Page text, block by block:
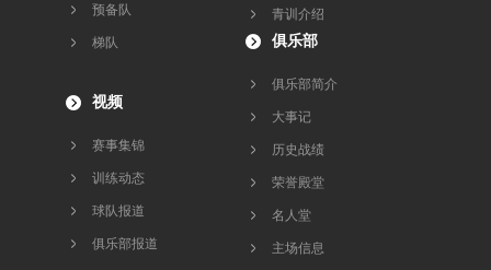
视频
赛事集锦
训练动态
球队报道
俱乐部报道
俱乐部
俱乐部简介
大事记
历史战绩
荣誉殿堂
名人堂
主场信息
预备队
梯队
青训介绍